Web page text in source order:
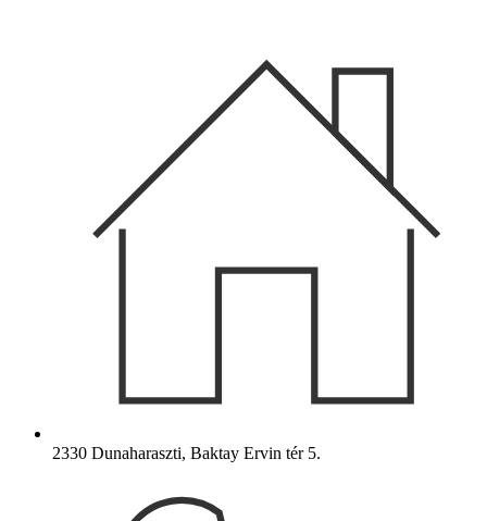
2330 Dunaharaszti, Baktay Ervin tér 5.